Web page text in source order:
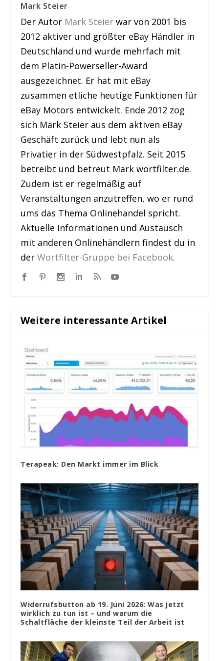
Mark Steier
Der Autor Mark Steier war von 2001 bis
2012 aktiver und größter eBay Händler in
Deutschland und wurde mehrfach mit
dem Platin-Powerseller-Award
ausgezeichnet. Er hat mit eBay
zusammen etliche heutige Funktionen für
eBay Motors entwickelt. Ende 2012 zog
sich Mark Steier aus dem aktiven eBay
Geschäft zurück und lebt nun als
Privatier in der Südwestpfalz. Seit 2015
betreibt und betreut Mark wortfilter.de.
Zudem ist er regelmäßig auf
Veranstaltungen anzutreffen, wo er rund
ums das Thema Onlinehandel spricht.
Aktuelle Informationen und Austausch
mit anderen Onlinehändlern findest du in
derWortfilter-Gruppe bei Facebook.
Weitere interessante Artikel
Terapeak: Den Markt immer im Blick
Widerrufsbutton ab 19. Juni 2026: Was jetzt
wirklich zu tun ist – und warum die
Schaltfläche der kleinste Teil der Arbeit ist